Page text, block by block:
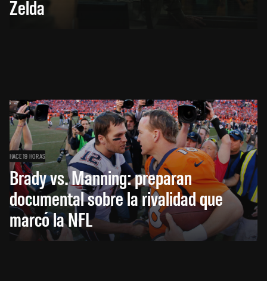
Zelda
HACE 19 HORAS
Brady vs. Manning: preparan
documental sobre la rivalidad que
marcó la NFL